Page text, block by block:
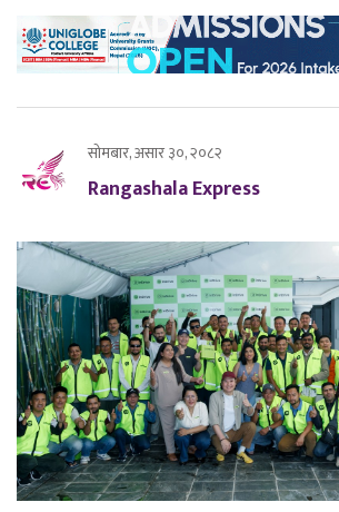
सोमबार, असार ३०, २०८२
Rangashala Express